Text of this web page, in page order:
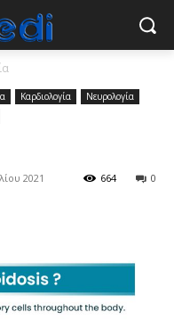
Καρδιολογία
Νευρολογία
2021 0
664